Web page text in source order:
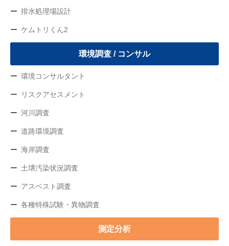
排水処理場設計
ケムトリくん2
環境調査 / コンサル
環境コンサルタント
リスクアセスメント
河川調査
道路環境調査
海岸調査
土壌汚染状況調査
アスベスト調査
各種特殊試験・異物調査
測定分析